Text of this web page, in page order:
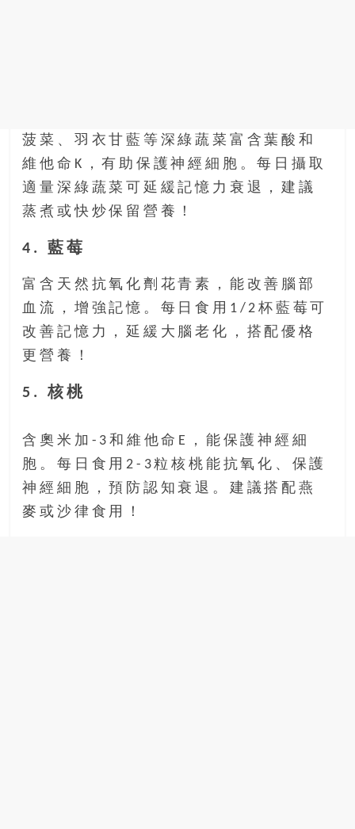
菠菜、羽衣甘藍等深綠蔬菜富含葉酸和
維他命K，有助保護神經細胞。每日攝取
適量深綠蔬菜可延緩記憶力衰退，建議
蒸煮或快炒保留營養！
4. 藍莓
富含天然抗氧化劑花青素，能改善腦部
血流，增強記憶。每日食用1/2杯藍莓可
改善記憶力，延緩大腦老化，搭配優格
更營養！
5. 核桃
含奧米加-3和維他命E，能保護神經細
胞。每日食用2-3粒核桃能抗氧化、保護
神經細胞，預防認知衰退。建議搭配燕
麥或沙律食用！